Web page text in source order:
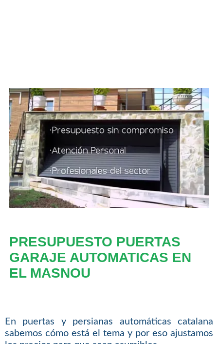
PRESUPUESTO PUERTAS
GARAJE AUTOMATICAS EN
EL MASNOU
En puertas y persianas automáticas catalana
sabemos cómo está el tema y por eso ajustamos